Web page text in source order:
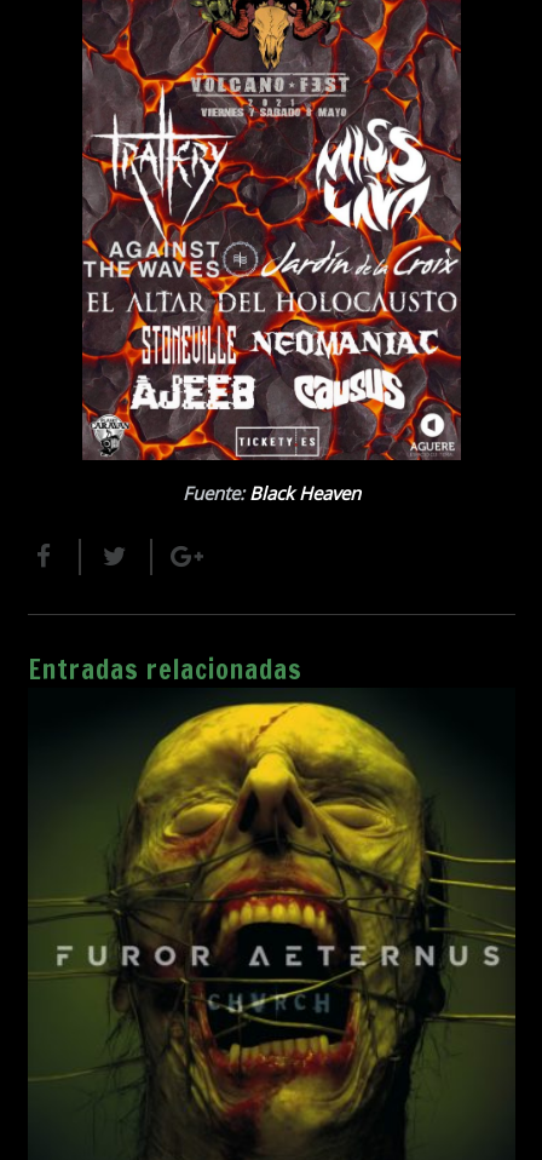
Fuente:Black Heaven
Entradas relacionadas